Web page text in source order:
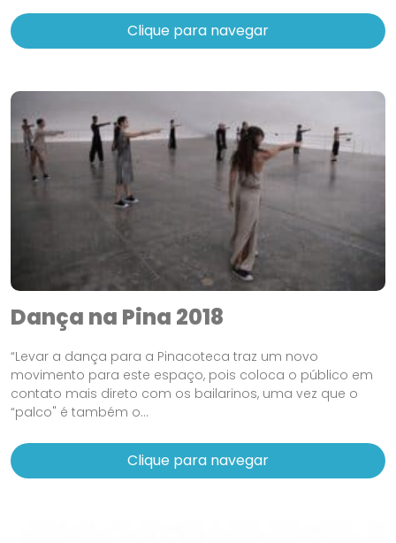
Clique para navegar
Dança na Pina 2018
“Levar a dança para a Pinacoteca traz um novo
movimento para este espaço, pois coloca o público em
contato mais direto com os bailarinos, uma vez que o
“palco" é também o...
Clique para navegar